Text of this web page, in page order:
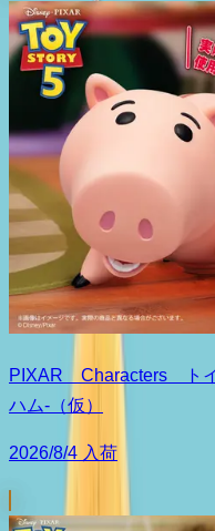
PIXAR Characters ト
ハム-（仮）
2026/8/4 入荷